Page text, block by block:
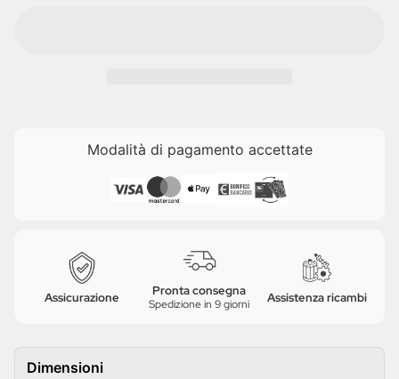
Modalità di pagamento accettate
Assicurazione Pronta consegna
Spedizione in 9 giorni Assistenza ricambi
Dimensioni